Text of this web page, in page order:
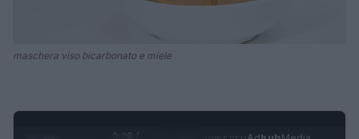
maschera viso bicarbonato e miele
0:28 /